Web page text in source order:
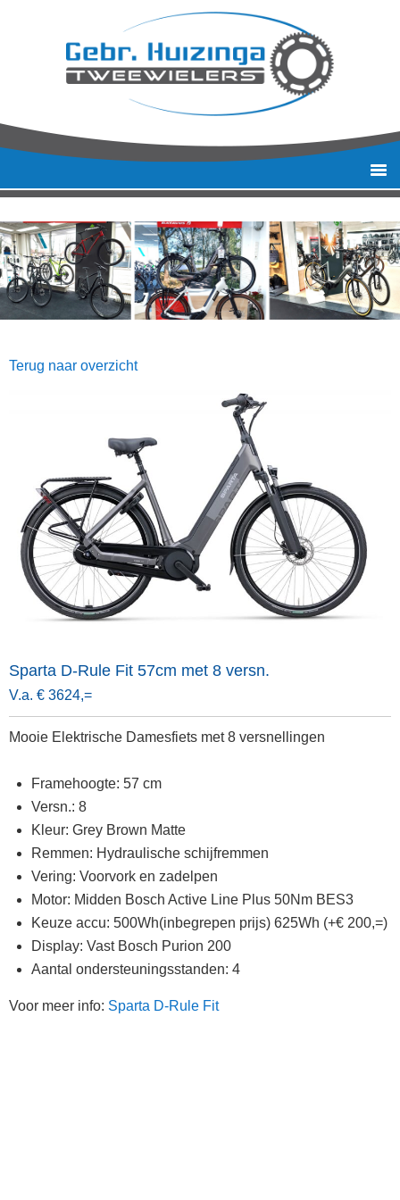
Terug naar overzicht
Sparta D-Rule Fit 57cm met 8 versn.
V.a. € 3624,=
Mooie Elektrische Damesfiets met 8 versnellingen
Framehoogte: 57 cm
Versn.: 8
Kleur: Grey Brown Matte
Remmen: Hydraulische schijfremmen
Vering: Voorvork en zadelpen
Motor: Midden Bosch Active Line Plus 50Nm BES3
Keuze accu: 500Wh(inbegrepen prijs) 625Wh (+€ 200,=)
Display: Vast Bosch Purion 200
Aantal ondersteuningsstanden: 4
Voor meer info: Sparta D-Rule Fit